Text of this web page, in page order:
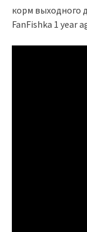
корм выходного
FanFishka 1 year